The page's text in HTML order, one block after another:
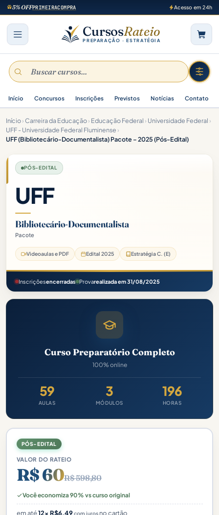
5% OFFPRIMEIRACOMPRA Acesso em 24h
CursosRateio
PREPARAÇÃO · ESTRATÉGIA
Início Concursos Inscrições Previstos Notícias Contato
Início› Carreira da Educação› Educação Federal › Universidade Federal ›
UFF - Universidade Federal Fluminense ›
UFF (Bibliotecário-Documentalista) Pacote – 2025 (Pós-Edital)
PÓS-EDITAL
UFF
Bibliotecário-Documentalista
Pacote
Videoaulas e PDF Edital 2025 Estratégia C. (E)
Inscriçõesencerradas Provarealizada em 31/08/2025
Curso Preparatório Completo
100% online
59
AULAS
3
MÓDULOS
196
HORAS
PÓS-EDITAL
VALOR DO RATEIO
R$ 60R$ 598,80
Você economiza 90% vs curso original
em até12× R$6,49com jurosno cartão